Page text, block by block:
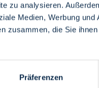
zu analysieren.
Medien, Werbung
zusammen, die Sie
Präferenzen
Menü